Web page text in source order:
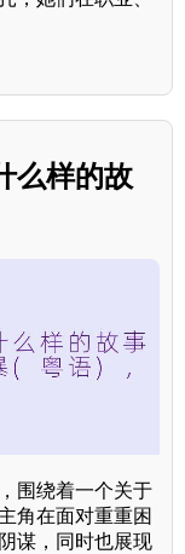
么样的故
围绕着一个关于
角在面对重重困
谋，同时也展现